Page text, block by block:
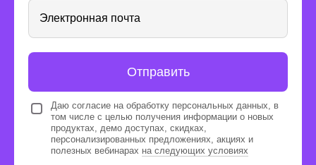
Электронная почта
Отправить
Даю согласие на обработку персональных данных, в
том числе с целью получения информации о новых
продуктах, демо доступах, скидках,
персонализированных предложениях, акциях и
полезных вебинарах на следующих условиях
Ребята достигают результатов
длительность курса для школьника.
За это время он успеет освоить теорию,
сделать 19 игр и собрать портфолио.